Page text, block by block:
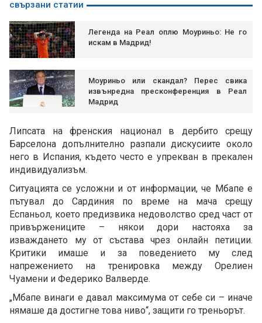
свързани статии
Легенда на Реал оплю Моуриньо: Не го
искам в Мадрид!
Моуриньо или скандал? Перес свика
извънредна пресконференция в Реал
Мадрид
Липсата на френския национал в дербито срещу
Барселона допълнително разпали дискусиите около
него в Испания, където често е упрекван в прекален
индивидуализъм.
Ситуацията се усложни и от информации, че Мбапе е
пътувал до Сардиния по време на мача срещу
Еспаньол, което предизвика недоволство сред част от
привържениците – някои дори настояха за
изваждането му от състава чрез онлайн петиции.
Критики имаше и за поведението му след
напрежението на тренировка между Орелиен
Чуамени и Федерико Валверде.
„Мбапе винаги е давал максимума от себе си – иначе
нямаше да достигне това ниво“, защити го треньорът.